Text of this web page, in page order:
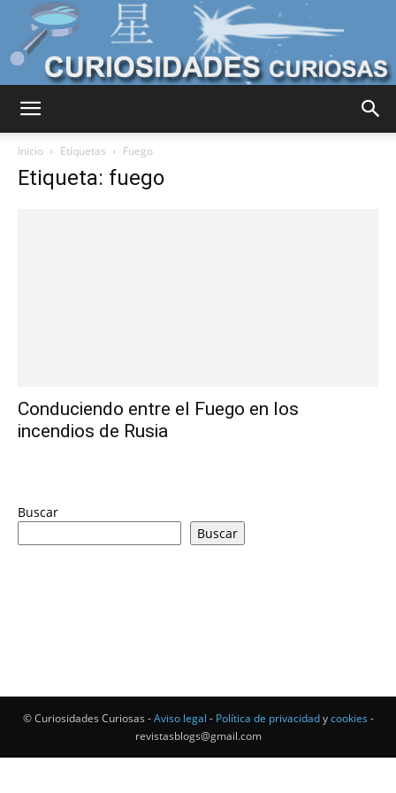
Inicio Etiquetas Fuego
Etiqueta: fuego
Conduciendo entre el Fuego en los
incendios de Rusia
Buscar
Buscar
© Curiosidades Curiosas -Aviso legal - Política de privacidadycookies -
revistasblogs@gmail.com